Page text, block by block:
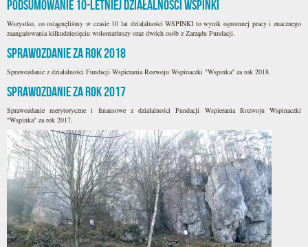
Podsumowanie 10-letniej działalności WSPINKI
Wszystko, co osiągnęliśmy w czasie 10 lat działalności WSPINKI to wynik ogromnej pracy i znacznego
zaangażowania kilkudziesięciu wolontariuszy oraz dwóch osób z Zarządu Fundacji.
Sprawozdanie za rok 2018
Sprawozdanie z działalności Fundacji Wspierania Rozwoju Wspinaczki "Wspinka" za rok 2018.
Sprawozdanie za rok 2017
Sprawozdanie merytoryczne i finansowe z działalności Fundacji Wspierania Rozwoju Wspinaczki
"Wspinka" za rok 2017.